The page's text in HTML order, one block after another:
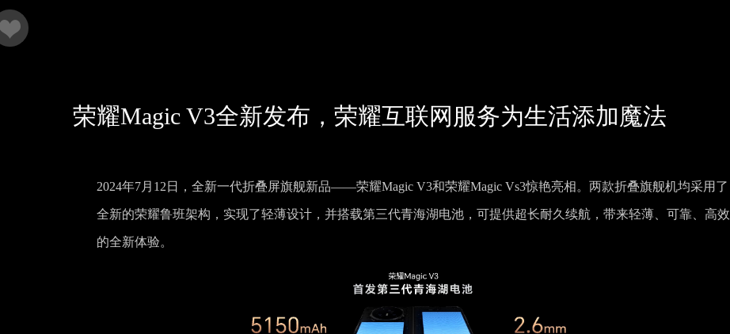
荣耀Magic V3全新发布，荣耀互联网服务为生活添加魔法
2024年7月12日，全新一代折叠屏旗舰新品——荣耀Magic V3和荣耀Magic Vs3惊艳亮相。两款折叠旗舰机均采用了
全新的荣耀鲁班架构，实现了轻薄设计，并搭载第三代青海湖电池，可提供超长耐久续航，带来轻薄、可靠、高效
的全新体验。